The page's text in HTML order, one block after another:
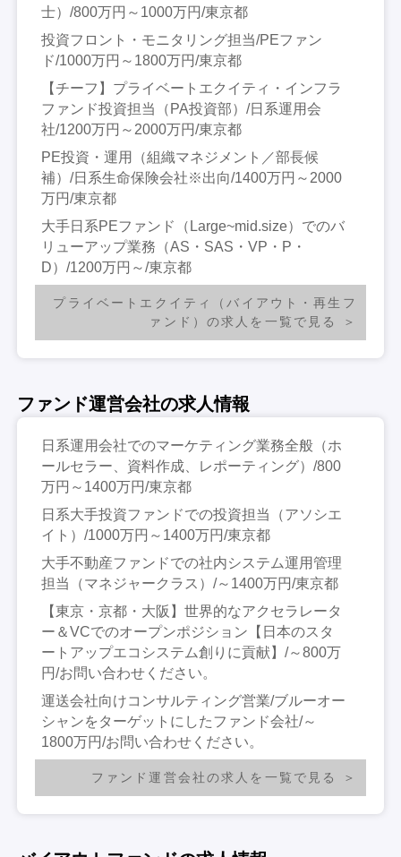
士）/800万円～1000万円/東京都
投資フロント・モニタリング担当/PEファン
ド/1000万円～1800万円/東京都
【チーフ】プライベートエクイティ・インフラ
ファンド投資担当（PA投資部）/日系運用会
社/1200万円～2000万円/東京都
PE投資・運用（組織マネジメント／部長候
補）/日系生命保険会社※出向/1400万円～2000
万円/東京都
大手日系PEファンド（Large~mid.size）でのバ
リューアップ業務（AS・SAS・VP・P・
D）/1200万円～/東京都
プライベートエクイティ（バイアウト・再生フ
ァンド）の求人を一覧で見る
ファンド運営会社の求人情報
日系運用会社でのマーケティング業務全般（ホ
ールセラー、資料作成、レポーティング）/800
万円～1400万円/東京都
日系大手投資ファンドでの投資担当（アソシエ
イト）/1000万円～1400万円/東京都
大手不動産ファンドでの社内システム運用管理
担当（マネジャークラス）/～1400万円/東京都
【東京・京都・大阪】世界的なアクセラレータ
ー＆VCでのオープンポジション【日本のスタ
ートアップエコシステム創りに貢献】/～800万
円/お問い合わせください。
運送会社向けコンサルティング営業/ブルーオー
シャンをターゲットにしたファンド会社/～
1800万円/お問い合わせください。
ファンド運営会社の求人を一覧で見る